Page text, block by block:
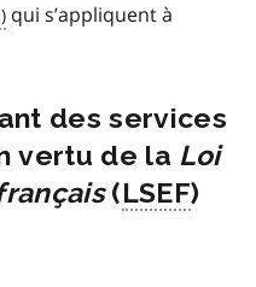
qui s’appliquent à
des services
vertu de la Loi
(LSEF)